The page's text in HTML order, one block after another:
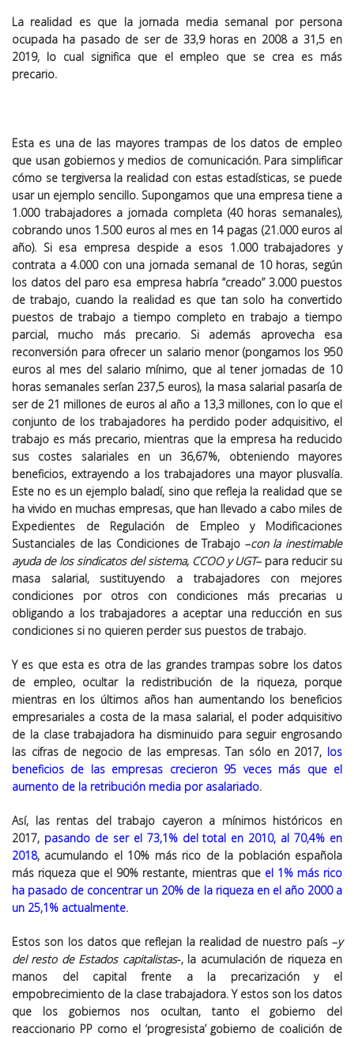
La realidad es que la jornada media semanal por persona
ocupada ha pasado de ser de 33,9horas en 2008 a 31,5en
2019, lo cual significa que el empleo que se crea es más
precario.
Esta es una de las mayores trampas de los datos de empleo
que usan gobiernos y medios de comunicación. Para simplificar
cómo se tergiversa la realidad con estas estadísticas, se puede
usar un ejemplo sencillo. Supongamos que una empresa tiene a
1.000 trabajadores a jornada completa (40 horas semanales),
cobrando unos 1.500 euros al mes en 14 pagas (21.000 euros al
año). Si esa empresa despide a esos 1.000 trabajadores y
contrata a 4.000 con una jornada semanal de 10 horas, según
los datos del paro esa empresa habría “creado” 3.000 puestos
de trabajo, cuando la realidad es que tan solo ha convertido
puestos de trabajo a tiempo completo en trabajo a tiempo
parcial, mucho más precario. Si además aprovecha esa
reconversión para ofrecer un salario menor (pongamos los 950
euros al mes del salario mínimo, que al tener jornadas de 10
horas semanales serían 237,5 euros), la masa salarial pasaría de
ser de 21 millones de euros al año a 13,3 millones, con lo que el
conjunto de los trabajadores ha perdido poder adquisitivo, el
trabajo es más precario, mientras que la empresa ha reducido
sus costes salariales en un 36,67%, obteniendo mayores
beneficios, extrayendo a los trabajadores una mayor plusvalía.
Este no es un ejemplo baladí, sino que refleja la realidad que se
ha vivido en muchas empresas, que han llevado a cabo miles de
Expedientes de Regulación de Empleo y Modificaciones
Sustanciales de las Condiciones de Trabajo –con la inestimable
ayuda de los sindicatos del sistema, CCOO y UGT– para reducir su
masa salarial, sustituyendo a trabajadores con mejores
condiciones por otros con condiciones más precarias u
obligando a los trabajadores a aceptar una reducción en sus
condiciones si no quieren perder sus puestos de trabajo.
Y es que esta es otra de las grandes trampas sobre los datos
de empleo, ocultar la redistribución de la riqueza, porque
mientras en los últimos años han aumentando los beneficios
empresariales a costa de la masa salarial, el poder adquisitivo
de la clase trabajadora ha disminuido para seguir engrosando
las cifras de negocio de las empresas. Tan sólo en 2017, los
beneficios de las empresas crecieron 95 vecesmás que el
aumento de la retribución media por asalariado.
Así, las rentas del trabajo cayeron a mínimos históricos en
2017, pasando de ser el 73,1%del total en 2010, al70,4% en
2018, acumulando el 10% más rico de la población española
más riqueza que el 90% restante, mientras que el 1% más rico
ha pasado de concentrar un 20% de la riqueza en el año 2000 a
un 25,1% actualmente.
Estos son los datos que reflejan la realidad de nuestro país –y
del resto de Estados capitalistas-, la acumulación de riqueza en
manos del capital frente a la precarización y el
empobrecimiento de la clase trabajadora. Y estos son los datos
que los gobiernos nos ocultan, tanto el gobierno del
reaccionario PP como el ‘progresista’ gobierno de coalición de